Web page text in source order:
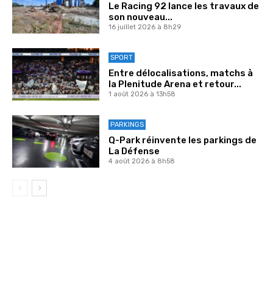
Le Racing 92 lance les travaux de
son nouveau...
16 juillet 2026 à 8h29
SPORT
Entre délocalisations, matchs à
la Plenitude Arena et retour...
1 août 2026 à 13h58
PARKINGS
Q-Park réinvente les parkings de
La Défense
4 août 2026 à 8h58